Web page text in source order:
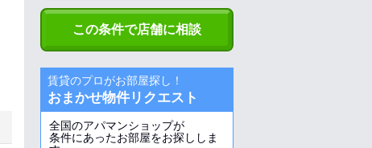
この条件で店舗に相談
賃貸のプロがお部屋探し！
おまかせ物件リクエスト
全国のアパマンショップが
条件にあったお部屋をお探ししま